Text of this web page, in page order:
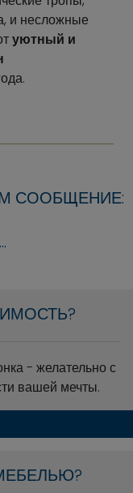
и несложные
уютный и
СООБЩЕНИЕ:
- желательно с
вашей мечты.